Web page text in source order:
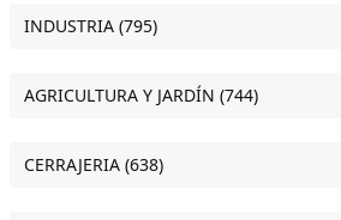
INDUSTRIA (795)
AGRICULTURA Y JARDÍN (744)
CERRAJERIA (638)